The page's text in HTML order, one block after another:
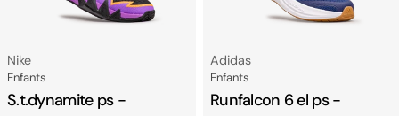
Fournisseur:
Nike
Catégorie
Enfants
S.t.dynamite ps -
Fournisseur:
Adidas
Catégorie
Enfants
Runfalcon 6 el ps -